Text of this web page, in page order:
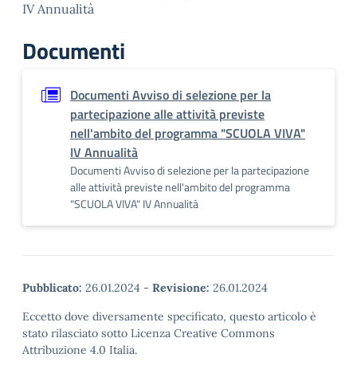
IV Annualità
Documenti
Documenti Avviso di selezione per la
partecipazione alle attività previste
nell'ambito del programma "SCUOLA VIVA"
IV Annualità
Documenti Avviso di selezione per la partecipazione
alle attività previste nell'ambito del programma
"SCUOLA VIVA" IV Annualità
Pubblicato: 26.01.2024 - Revisione: 26.01.2024
Eccetto dove diversamente specificato, questo articolo è
stato rilasciato sotto Licenza Creative Commons
Attribuzione 4.0 Italia.